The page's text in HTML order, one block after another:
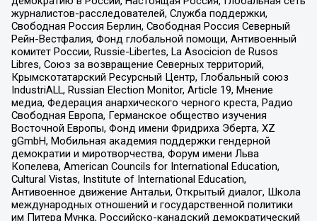
журналистов-расследователей, Служба поддержки,
Свободная Россия Берлин, Свободная Россия Северный
Рейн-Вестфалия, Фонд глобальной помощи, Антивоенный
комитет России, Russie-Libertes, La Asocicion de Rusos
Libres, Союз за возвращение Северных территорий,
Крымскотатарский Ресурсный Центр, Глобальный союз
IndustriALL, Russian Election Monitor, Article 19, Мнение
медиа, Федерация анархического черного креста, Радио
Свободная Европа, Германское общество изучения
Восточной Европы, Фонд имени Фридриха Эберта, XZ
gGmbH, Мобильная академия поддержки гендерной
демократии и миротворчества, Форум имени Льва
Копелева, American Councils for International Education,
Cultural Vistas, Institute of International Education,
Антивоенное движение Антальи, Открытый диалог, Школа
международных отношений и государственной политики
им Питера Мунка, Российско-канадский демократический